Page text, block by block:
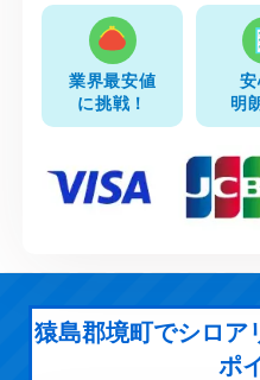
業界最安値
に挑戦！
安
明
猿島郡境町でシロア
ポ